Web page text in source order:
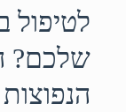
לטיפול
שלכם?